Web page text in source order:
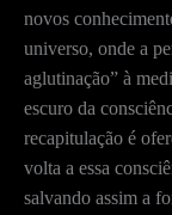
novos
universo, onde a
aglutinação” à
escuro da
recapitulação é
volta a essa
salvando assim a